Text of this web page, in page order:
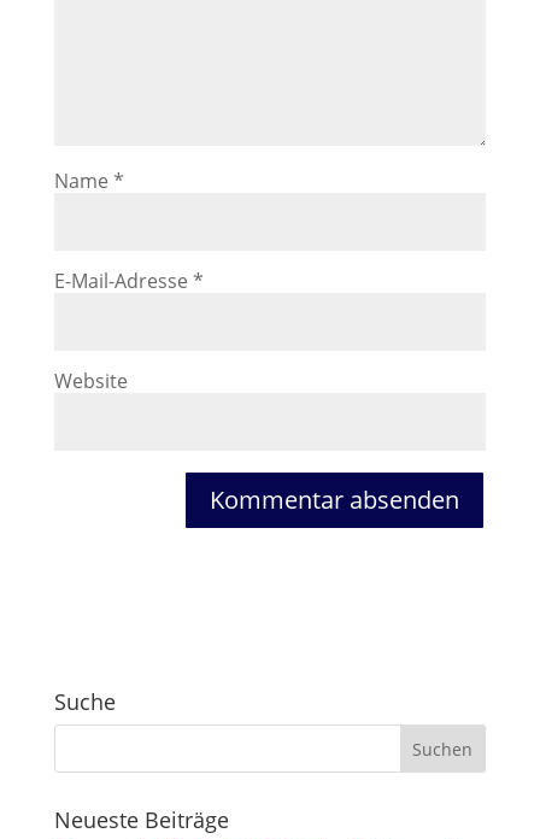
Name *
E-Mail-Adresse *
Website
Suche
Neueste Beiträge